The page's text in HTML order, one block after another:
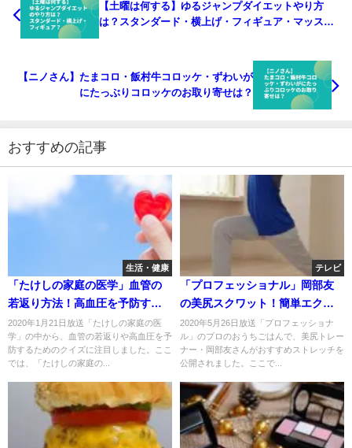
【土曜は何する】ゆるジャンプダイエットやり方
は？スタンダード・横上げ・フィギュア・マッス
【ニノさん】たまコロ・飯村牛コロッケ・ずわいが
にたっぶりコロッケのお取り寄せは？
おすすめの記事
生活・健康
「たけしの家庭の医学」血管の
若返り方法！高血圧を予防する
には？
2020年1月21日放送「たけしの家庭の医
学」の中から、血管の若返りや高血圧を予
防するためのクイズに注目しました。ここ
では、「たけしの家庭の...
テレビ
「プロフェッショナル」岡部友
の美尻スクワット！簡単エクサ
サイズ！5月26日
2020年5月26日放送「プロフェッショナ
ル」のプロのおうちごはんで、美尻トレー
ナー・岡部友さんがおすすめストレッチを
公開されました。ここで...